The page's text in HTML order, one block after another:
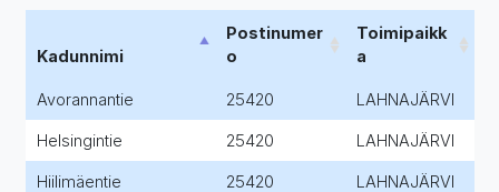
Kadunnimi
Postinumer
o
Toimipaikk
a
Avorannantie 25420 LAHNAJÄRVI
Helsingintie 25420 LAHNAJÄRVI
Hiilimäentie 25420 LAHNAJÄRVI